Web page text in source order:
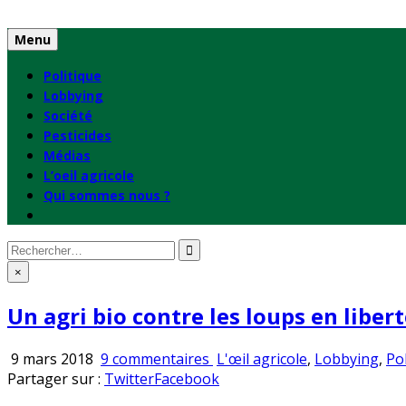
to
content
Menu
Politique
Lobbying
Société
Pesticides
Médias
L’oeil agricole
Qui sommes nous ?
Rechercher
: ×
Un agri bio contre les loups en
9 mars 2018 9 commentaires sur
Un
Publié
en
L'œil agricole, Lobbying,
Partager sur : TwitterFacebook